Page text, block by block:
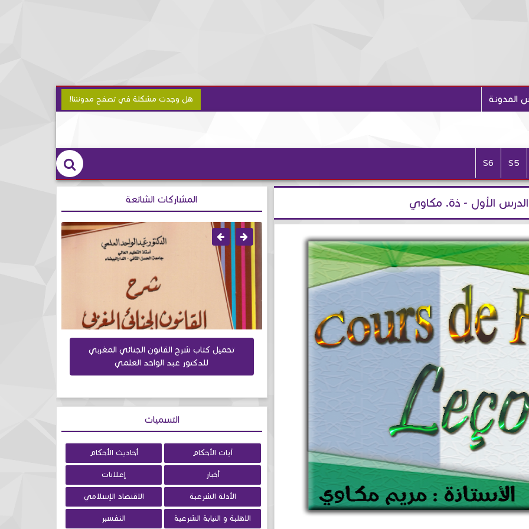
المدونة هل وجدت مشكلة في تصفح مدونتنا!
S5
S6
الدرس الأول - ذة. مكاوي المشاركات الشائعة
تحميل كتاب شرح القانون الجنائي المغربي
للدكتور عبد الواحد العلمي
كتاب مباحث في علوم القرآن لمناع القطان
المغربي
التسميات
آيات الأحكام أحاديث الأحكام
أخبار إعلانات
الأدلة الشرعية الاقتصاد الإسلامي
الاهلية و النيابة الشرعية التفسير